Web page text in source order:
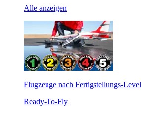
Alle anzeigen
Flugzeuge nach Fertigstellungs-Level
Ready-To-Fly